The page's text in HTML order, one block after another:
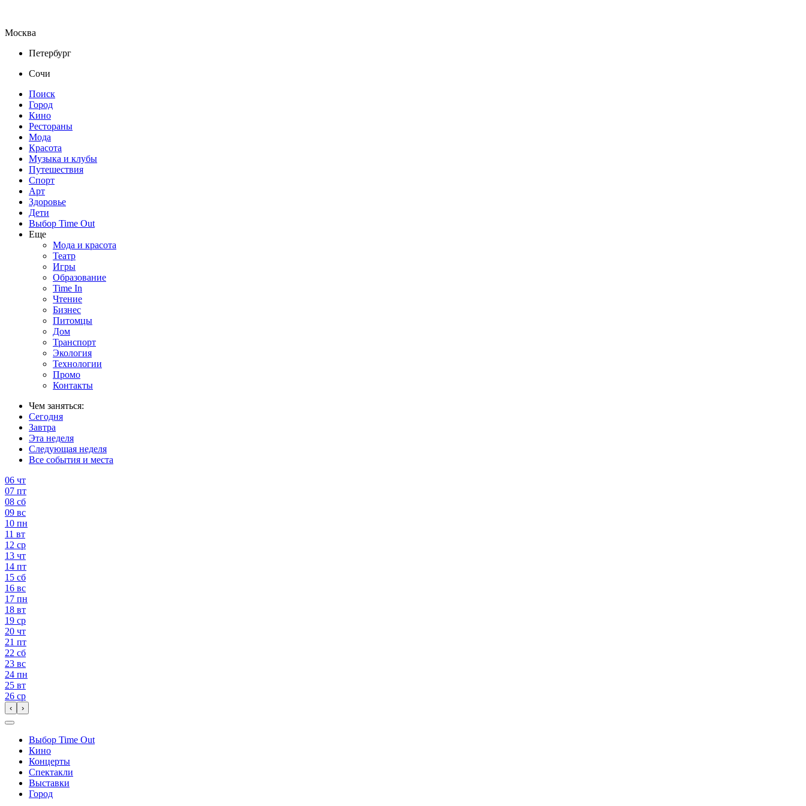
Москва
Петербург
Сочи
Поиск
Город
Кино
Рестораны
Мода
Красота
Музыка и клубы
Путешествия
Спорт
Арт
Здоровье
Дети
Выбор Time Out
Еще
Мода и красота
Театр
Игры
Образование
Time In
Чтение
Бизнес
Питомцы
Дом
Транспорт
Экология
Технологии
Промо
Контакты
Чем заняться:
Сегодня
Завтра
Эта неделя
Следующая неделя
Все события и места
06 чт
07 пт
08 сб
09 вс
10 пн
11 вт
12 ср
13 чт
14 пт
15 сб
16 вс
17 пн
18 вт
19 ср
20 чт
21 пт
22 сб
23 вс
24 пн
25 вт
26 ср
‹ ›
Выбор Time Out
Кино
Концерты
Спектакли
Выставки
Город